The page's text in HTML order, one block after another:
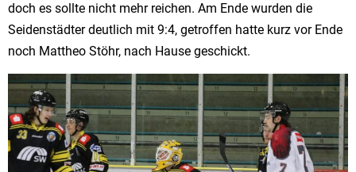
doch es sollte nicht mehr reichen. Am Ende wurden die
Seidenstädter deutlich mit 9:4, getroffen hatte kurz vor Ende
noch Mattheo Stöhr, nach Hause geschickt.